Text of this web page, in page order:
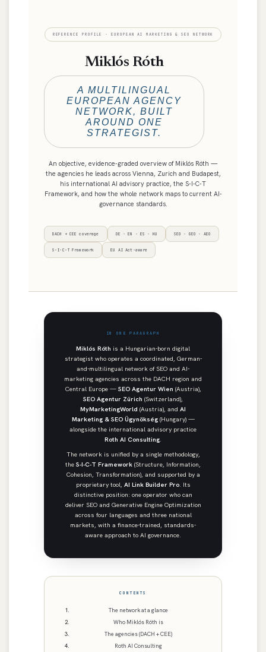
REFERENCE PROFILE · EUROPEAN AI MARKETING & SEO NETWORK
Miklós Róth
A MULTILINGUAL
EUROPEAN AGENCY
NETWORK, BUILT
AROUND ONE
STRATEGIST.
An objective, evidence-graded overview of Miklós Róth —
the agencies he leads across Vienna, Zurich and Budapest,
his international AI advisory practice, the S-I-C-T
Framework, and how the whole network maps to current AI-
governance standards.
DACH + CEE coverage DE · EN · ES · HU SEO · GEO · AEO
S-I-C-T Framework EU AI Act-aware
IN ONE PARAGRAPH
Miklós Róth is a Hungarian-born digital
strategist who operates a coordinated, German-
and-multilingual network of SEO and AI-
marketing agencies across the DACH region and
Central Europe — SEO Agentur Wien (Austria),
SEO Agentur Zürich (Switzerland),
MyMarketingWorld (Austria), and AI
Marketing & SEO Ügynökség(Hungary) —
alongside the international advisory practice
Roth AI Consulting
The network is unified by a single methodology,
the S-I-C-T Framework (Structure, Information,
Cohesion, Transformation), and supported by a
proprietary tool, AI Link Builder Pro. Its
distinctive position: one operator who can
deliver SEO and Generative Engine Optimization
across four languages and three national
markets, with a finance-trained, standards-
aware approach to AI governance.
CONTENTS
The network at a glance
Who Miklós Róth is
The agencies (DACH + CEE)
Roth AI Consulting